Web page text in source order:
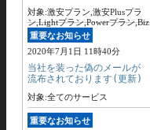
対象:激安プラン,激安Plusプラ
ン,Lightプラン,Powerプラン,Biz
プラン
重要なお知らせ
2020年7月1日 11時40分
当社を装った偽のメールが
流布されております(更新)
対象:全てのサービス
重要なお知らせ